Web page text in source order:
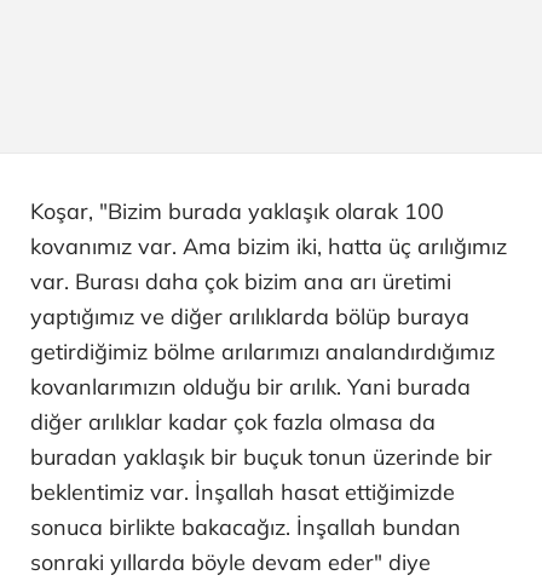
Koşar, "Bizim burada yaklaşık olarak 100
kovanımız var. Ama bizim iki, hatta üç arılığımız
var. Burası daha çok bizim ana arı üretimi
yaptığımız ve diğer arılıklarda bölüp buraya
getirdiğimiz bölme arılarımızı analandırdığımız
kovanlarımızın olduğu bir arılık. Yani burada
diğer arılıklar kadar çok fazla olmasa da
buradan yaklaşık bir buçuk tonun üzerinde bir
beklentimiz var. İnşallah hasat ettiğimizde
sonuca birlikte bakacağız. İnşallah bundan
sonraki yıllarda böyle devam eder" diye